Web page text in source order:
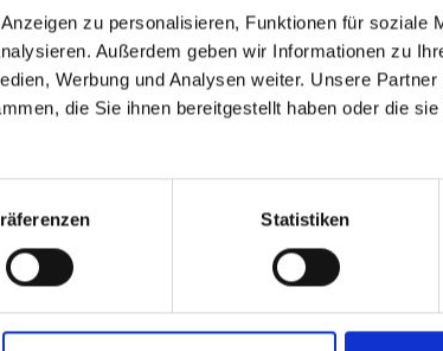
zu personalisieren, Funktionen für soziale
Außerdem geben wir Informationen zu
Werbung und Analysen weiter. Unsere
die Sie ihnen bereitgestellt haben oder die
Statistiken
/ St
IN DEN
zzgl. MwSt.
2,00 € / St
IN DEN